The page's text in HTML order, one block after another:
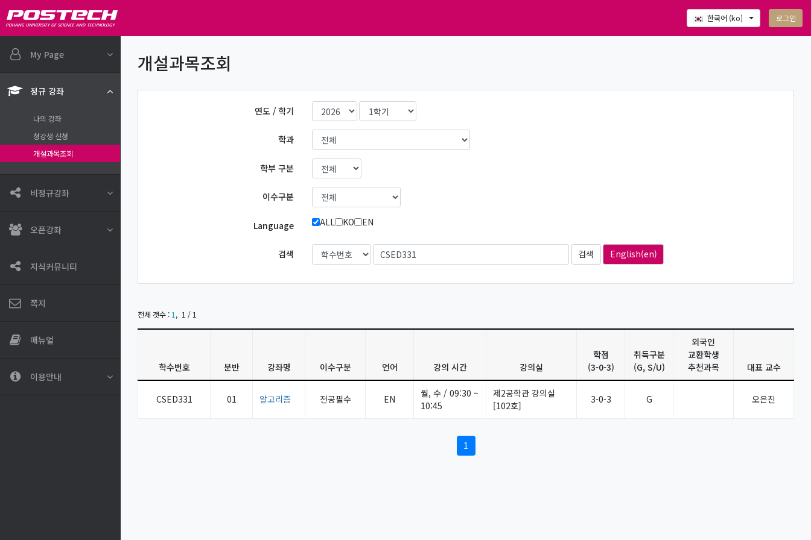
한국어 ‎(ko)‎ 로그인
My Page
정규 강좌
나의 강좌
청강생 신청
개설과목조회
비정규강좌
오픈강좌
지식커뮤니티
쪽지
매뉴얼
이용안내
개설과목조회
연도 / 학기
학과
학부 구분
이수구분
Language ALL KO EN
검색 English(en)‎
전체 갯수 :1, 1 / 1
학수번호 분반 강좌명 이수구분 언어 강의 시간 강의실
학점
(3-0-3)
취득구분
(G, S/U)
외국인
교환학생
추천과목
대표 교수
CSED331 01 알고리즘 전공필수 EN
월, 수 / 09:30 ~
10:45
제2공학관 강의실
[102호]
3-0-3 G 오은진
1